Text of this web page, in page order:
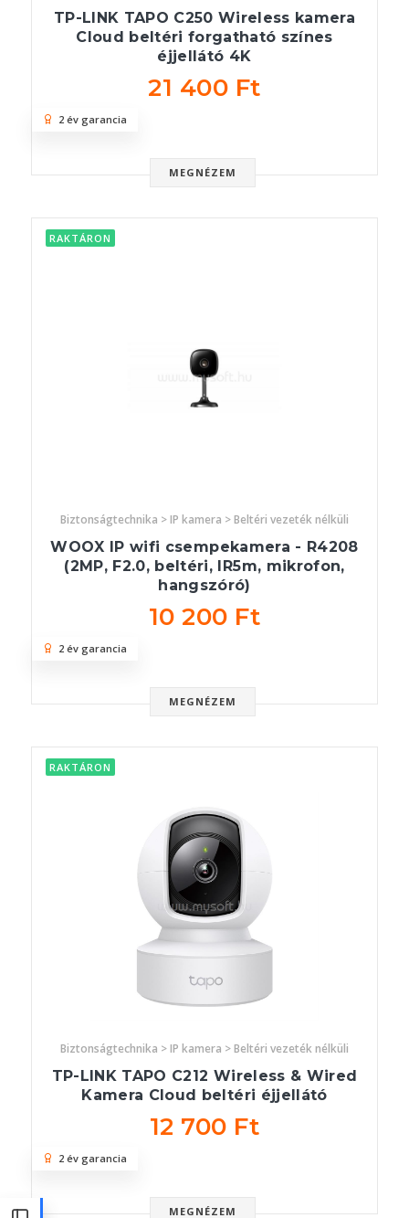
TP-LINK TAPO C250 Wireless kamera
Cloud beltéri forgatható színes
éjjellátó 4K
21 400 Ft
MEGNÉZEM
2 év garancia
RAKTÁRON
Biztonságtechnika > IP kamera > Beltéri vezeték nélküli
WOOX IP wifi csempekamera - R4208
(2MP, F2.0, beltéri, IR5m, mikrofon,
hangszóró)
10 200 Ft
MEGNÉZEM
2 év garancia
RAKTÁRON
Biztonságtechnika > IP kamera > Beltéri vezeték nélküli
TP-LINK TAPO C212 Wireless & Wired
Kamera Cloud beltéri éjjellátó
12 700 Ft
MEGNÉZEM
2 év garancia